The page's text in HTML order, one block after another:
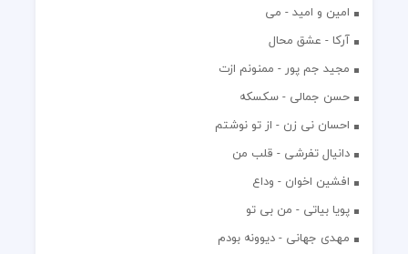
امین و امید - می
آرکا - عشق محال
مجید جم پور - ممنونم ازت
حسن جمالی - سکسکه
احسان نی زن - از تو نوشتم
دانیال تفرشی - قلب من
افشين اخوان - وداع
پویا بیاتی - من بی تو
مهدی جهانی - دیوونه بودم